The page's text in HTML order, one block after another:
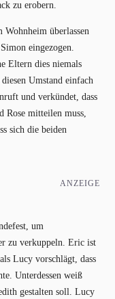
zu erobern.
überlassen
eingezogen.
Eltern dies niemals
Umstand einfach
und verkündet, dass
Rose mitteilen muss,
sich die beiden
ANZEIGE
um
zu verkuppeln. Eric ist
Lucy vorschlägt, dass
Unterdessen weiß
gestalten soll. Lucy